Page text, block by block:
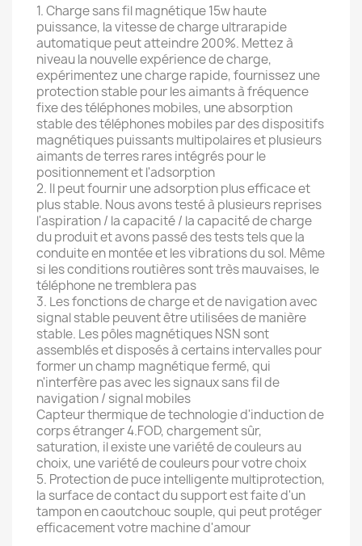
1. Charge sans fil magnétique 15w haute
puissance, la vitesse de charge ultrarapide
automatique peut atteindre 200%. Mettez à
niveau la nouvelle expérience de charge,
expérimentez une charge rapide, fournissez une
protection stable pour les aimants à fréquence
fixe des téléphones mobiles, une absorption
stable des téléphones mobiles par des dispositifs
magnétiques puissants multipolaires et plusieurs
aimants de terres rares intégrés pour le
positionnement et l'adsorption
2. Il peut fournir une adsorption plus efficace et
plus stable. Nous avons testé à plusieurs reprises
l'aspiration / la capacité / la capacité de charge
du produit et avons passé des tests tels que la
conduite en montée et les vibrations du sol. Même
si les conditions routières sont très mauvaises, le
téléphone ne tremblera pas
3. Les fonctions de charge et de navigation avec
signal stable peuvent être utilisées de manière
stable. Les pôles magnétiques NSN sont
assemblés et disposés à certains intervalles pour
former un champ magnétique fermé, qui
n'interfère pas avec les signaux sans fil de
navigation / signal mobiles
Capteur thermique de technologie d'induction de
corps étranger 4.FOD, chargement sûr,
saturation, il existe une variété de couleurs au
choix, une variété de couleurs pour votre choix
5. Protection de puce intelligente multiprotection,
la surface de contact du support est faite d'un
tampon en caoutchouc souple, qui peut protéger
efficacement votre machine d'amour